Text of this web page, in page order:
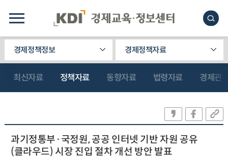
경제정책정보 경제정책자료
최신자료 정책자료 동향자료 법령자료 경제관
과기정통부·국정원, 공공 인터넷 기반 자원 공유
(클라우드) 시장 진입 절차 개선 방안 발표